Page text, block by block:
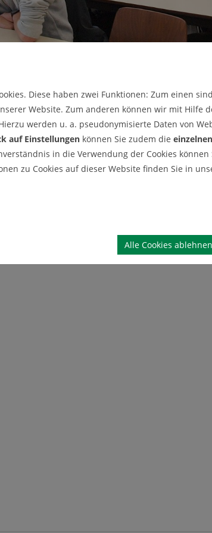
Anfragen bezüglich Kooperationen
Diese haben zwei Funktionen: Zum einen
Website. Zum anderen können wir mit Hilfe
werden u. a. pseudonymisierte Daten von
auf Einstellungen können Sie zudem die
in die Verwendung der Cookies
zu Cookies auf dieser Website finden Sie in
Alle Cookies ablehnen